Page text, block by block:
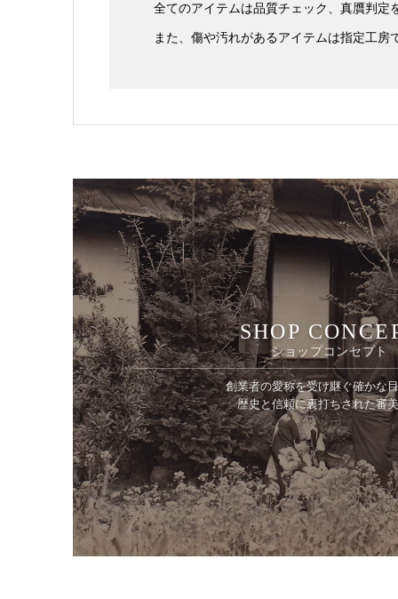
全てのアイテムは品質チェック、真贋判定
また、傷や汚れがあるアイテムは指定工
SHOP
ショップコンセプト
創業者の愛称を受け継ぐ確かな
歴史と信頼に裏打ちされた審